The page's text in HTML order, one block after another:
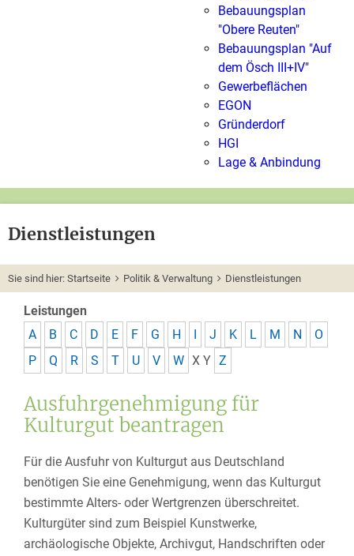
Bebauungsplan
"Obere Reuten"
Bebauungsplan "Auf
dem Ösch III+IV"
Gewerbeflächen
EGON
Gründerdorf
HGI
Lage & Anbindung
Dienstleistungen
Sie sind hier: Startseite Politik & Verwaltung Dienstleistungen
Leistungen
A
B C D E F G H I J K L M N
O
P
Q R S T U V W X Y Z
Ausfuhrgenehmigung für
Kulturgut beantragen
Für die Ausfuhr von Kulturgut aus Deutschland
benötigen Sie eine Genehmigung, wenn das Kulturgut
bestimmte Alters- oder Wertgrenzen überschreitet.
Kulturgüter sind zum Beispiel Kunstwerke,
archäologische Objekte, Archivgut, Handschriften oder